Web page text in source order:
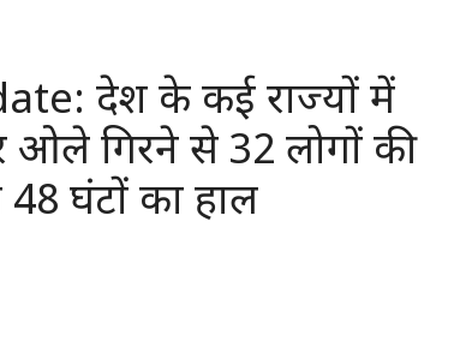
देश के कई राज्यों में
गिरने से 32 लोगों की
घंटों का हाल